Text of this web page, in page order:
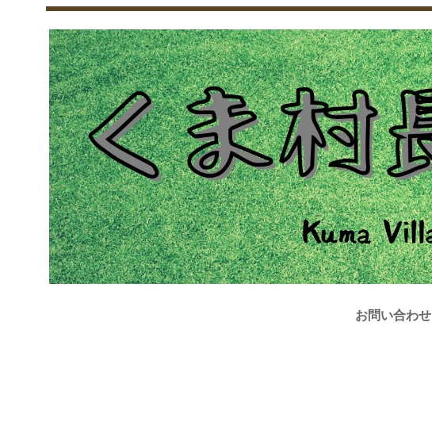
お問い合わせ